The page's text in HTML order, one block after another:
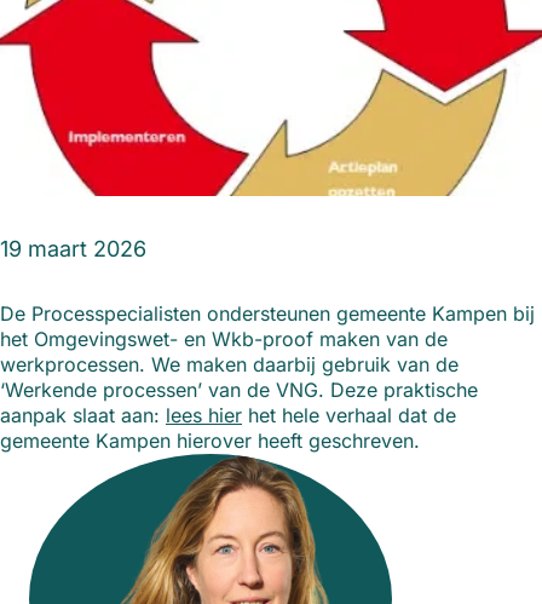
19 maart 2026
De Processpecialisten ondersteunen gemeente Kampen bij
het Omgevingswet- en Wkb-proof maken van de
werkprocessen. We maken daarbij gebruik van de
‘Werkende processen’ van de VNG. Deze praktische
aanpak slaat aan: lees hier het hele verhaal dat de
gemeente Kampen hierover heeft geschreven.